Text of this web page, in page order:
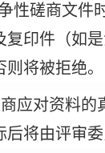
性磋商文件
复印件（如
将被拒绝。
商应对资料
后将由评审